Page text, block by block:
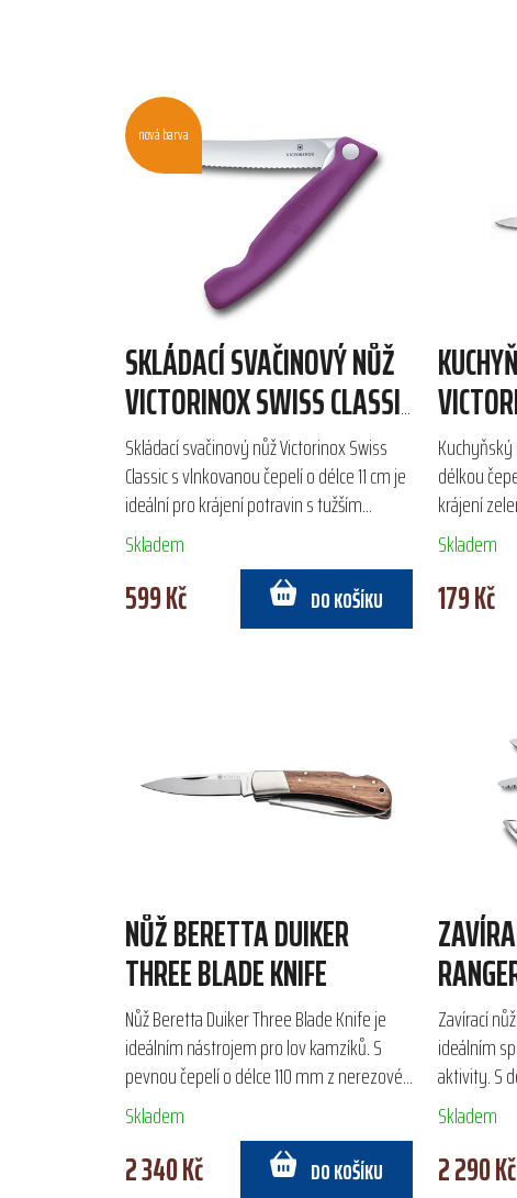
nová barva
SKLÁDACÍ SVAČINOVÝ NŮŽ
VICTORINOX SWISS CLASSIC
11CM
Skládací svačinový nůž Victorinox Swiss
Classic s vlnkovanou čepelí o délce 11 cm je
ideální pro krájení potravin s tužším
povrchem a měkkým středem, jako jsou
rajčata nebo...
Skladem
599 Kč DO KOŠÍKU
10CM
Kuchyňský
délkou
krájení
nerezové
zajišťují...
Skladem
179 Kč
NŮŽ BERETTA DUIKER
THREE BLADE KNIFE
Nůž Beretta Duiker Three Blade Knife je
ideálním nástrojem pro lov kamzíků. S
pevnou čepelí o délce 110 mm z nerezové
oceli AISI 440C a rukojetí z ořechového
dřeva a G10...
Skladem
2 340 Kč DO KOŠÍKU
Zavírací
ideálním
aktivity. S
pojistkou
jednoručně...
Skladem
2 290 Kč